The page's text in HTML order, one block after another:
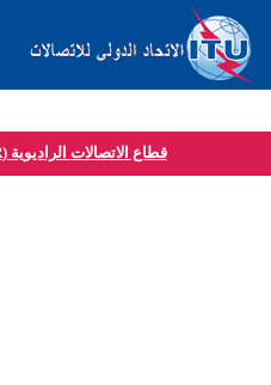
قطاع الاتصالات الراديوية (ITU-R)